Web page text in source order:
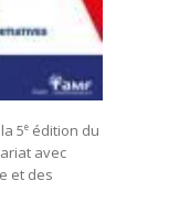
5e édition du
avec
et des